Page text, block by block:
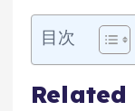
目次